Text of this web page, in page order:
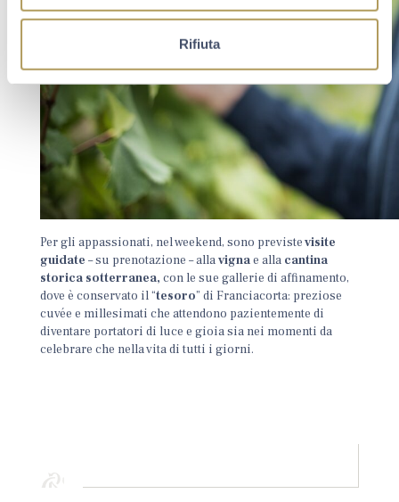
Rifiuta
Per gli appassionati, nel weekend, sono previstevisite
guidate – su prenotazione – allavignae alla cantina
storica sotterranea, con le sue gallerie di affinamento,
dove è conservato il “tesoro” di Franciacorta: preziose
cuvée e millesimati che attendono pazientemente di
diventare portatori di luce e gioia sia nei momenti da
celebrare che nella vita di tutti i giorni.